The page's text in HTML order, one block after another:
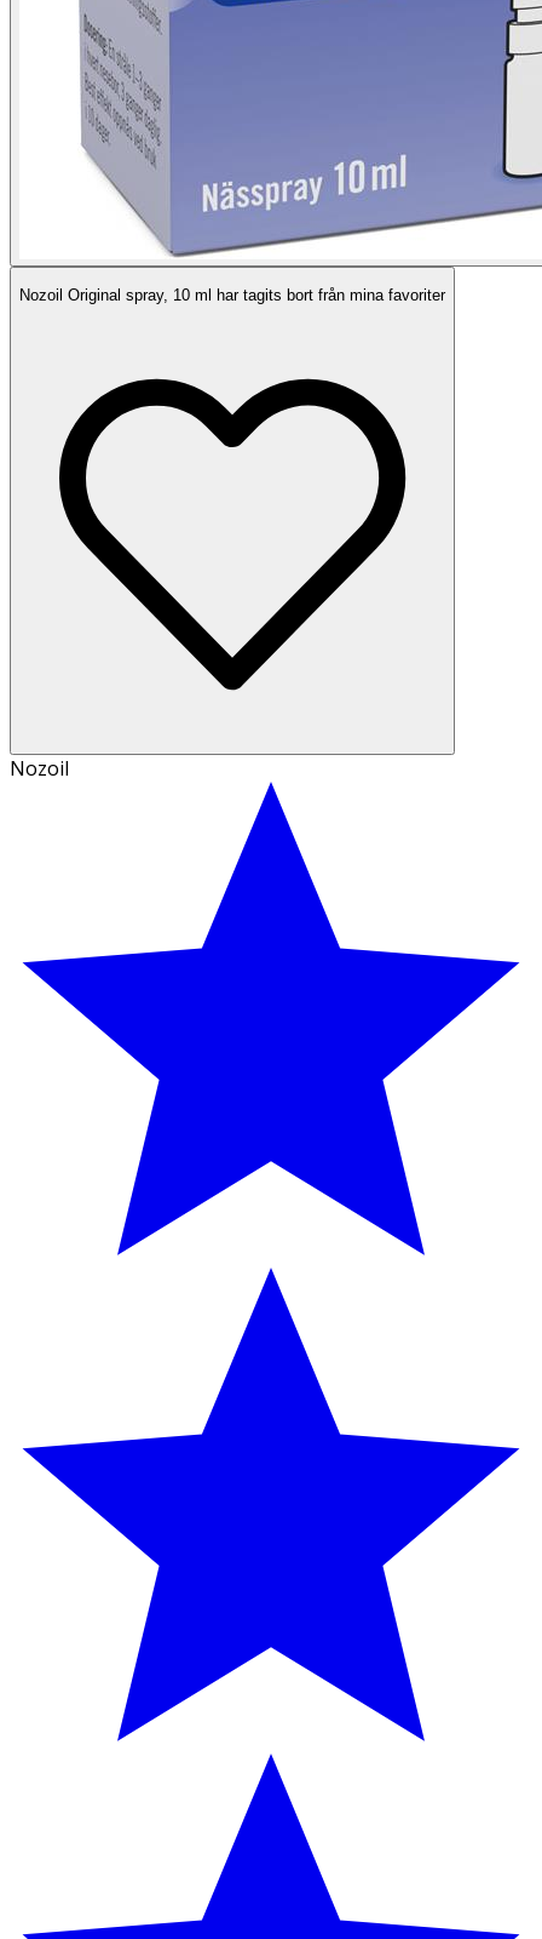
Nozoil Original spray, 10 ml har tagits bort från mina favoriter
Nozoil